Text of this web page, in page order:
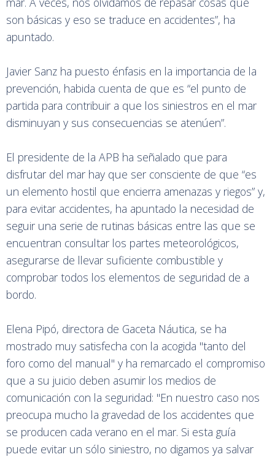
son básicas y eso se traduce en accidentes”, ha
apuntado.
Javier Sanz ha puesto énfasis en la importancia de la
prevención, habida cuenta de que es “el punto de
partida para contribuir a que los siniestros en el mar
disminuyan y sus consecuencias se atenúen”.
El presidente de la APB ha señalado que para
disfrutar del mar hay que ser consciente de que “es
un elemento hostil que encierra amenazas y riegos” y,
para evitar accidentes, ha apuntado la necesidad de
seguir una serie de rutinas básicas entre las que se
encuentran consultar los partes meteorológicos,
asegurarse de llevar suficiente combustible y
comprobar todos los elementos de seguridad de a
bordo.
Elena Pipó, directora de Gaceta Náutica, se ha
mostrado muy satisfecha con la acogida "tanto del
foro como del manual" y ha remarcado el compromiso
que a su juicio deben asumir los medios de
comunicación con la seguridad: "En nuestro caso nos
preocupa mucho la gravedad de los accidentes que
se producen cada verano en el mar. Si esta guía
puede evitar un sólo siniestro, no digamos ya salvar